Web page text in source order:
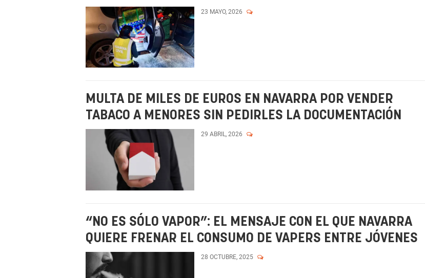
23 MAYO, 2026
MULTA DE MILES DE EUROS EN NAVARRA POR VENDER
TABACO A MENORES SIN PEDIRLES LA DOCUMENTACIÓN
29 ABRIL, 2026
“NO ES SÓLO VAPOR”: EL MENSAJE CON EL QUE NAVARRA
QUIERE FRENAR EL CONSUMO DE VAPERS ENTRE JÓVENES
28 OCTUBRE, 2025